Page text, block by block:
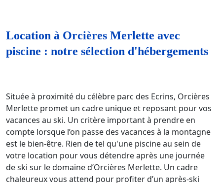
Location à Orcières Merlette avec
piscine : notre sélection d'hébergements
Située à proximité du célèbre parc des Ecrins, Orcières
Merlette promet un cadre unique et reposant pour vos
vacances au ski. Un critère important à prendre en
compte lorsque l’on passe des vacances à la montagne
est le bien-être. Rien de tel qu'une piscine au sein de
votre location pour vous détendre après une journée
de ski sur le domaine d’Orcières Merlette. Un cadre
chaleureux vous attend pour profiter d’un après-ski